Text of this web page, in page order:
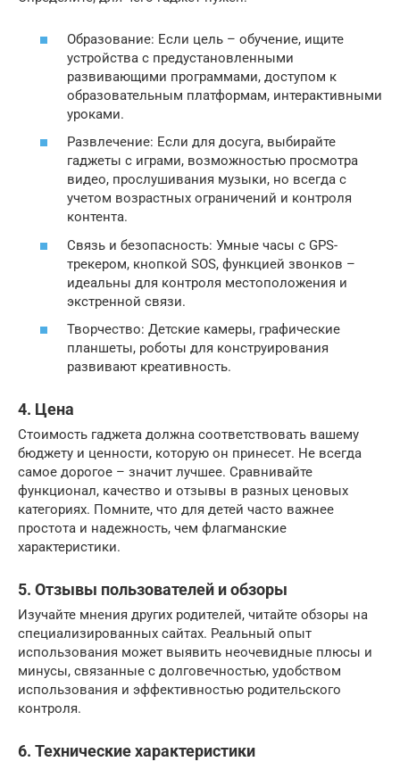
Образование: Если цель – обучение, ищите
устройства с предустановленными
развивающими программами, доступом к
образовательным платформам, интерактивными
уроками.
Развлечение: Если для досуга, выбирайте
гаджеты с играми, возможностью просмотра
видео, прослушивания музыки, но всегда с
учетом возрастных ограничений и контроля
контента.
Связь и безопасность: Умные часы с GPS-
трекером, кнопкой SOS, функцией звонков –
идеальны для контроля местоположения и
экстренной связи.
Творчество: Детские камеры, графические
планшеты, роботы для конструирования
развивают креативность.
4. Цена
Стоимость гаджета должна соответствовать вашему
бюджету и ценности, которую он принесет. Не всегда
самое дорогое – значит лучшее. Сравнивайте
функционал, качество и отзывы в разных ценовых
категориях. Помните, что для детей часто важнее
простота и надежность, чем флагманские
характеристики.
5. Отзывы пользователей и обзоры
Изучайте мнения других родителей, читайте обзоры на
специализированных сайтах. Реальный опыт
использования может выявить неочевидные плюсы и
минусы, связанные с долговечностью, удобством
использования и эффективностью родительского
контроля.
6. Технические характеристики